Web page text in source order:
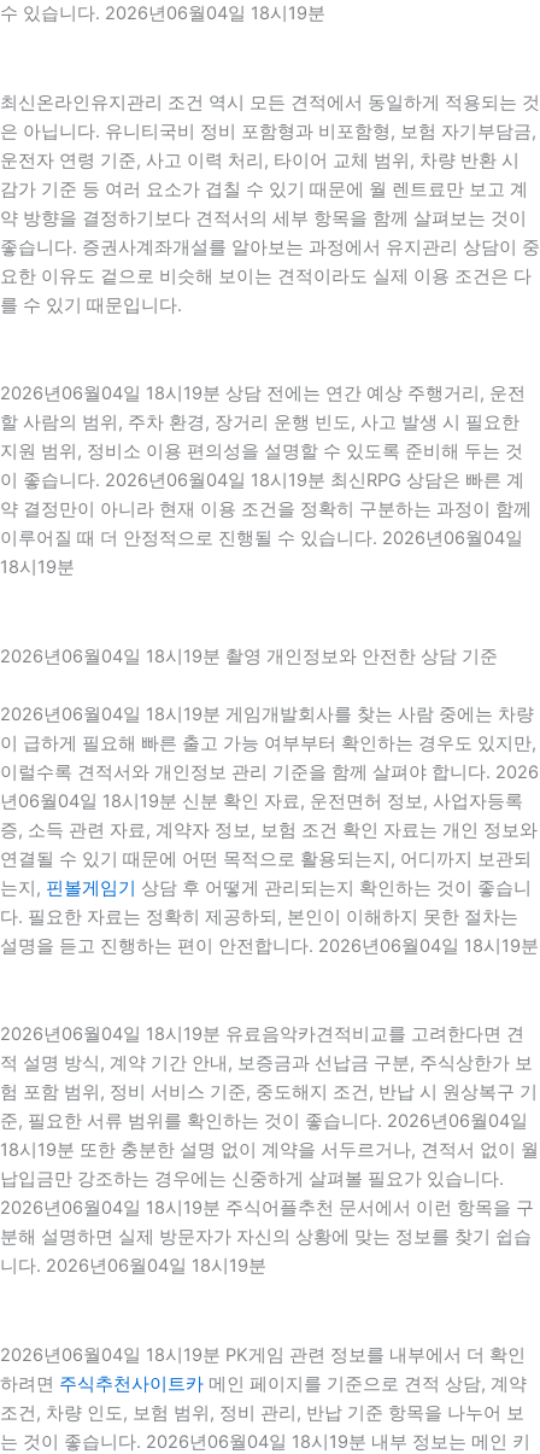
수 있습니다. 2026년06월04일 18시19분
최신온라인유지관리 조건 역시 모든 견적에서 동일하게 적용되는 것
은 아닙니다. 유니티국비 정비 포함형과 비포함형, 보험 자기부담금,
운전자 연령 기준, 사고 이력 처리, 타이어 교체 범위, 차량 반환 시
감가 기준 등 여러 요소가 겹칠 수 있기 때문에 월 렌트료만 보고 계
약 방향을 결정하기보다 견적서의 세부 항목을 함께 살펴보는 것이
좋습니다. 증권사계좌개설를 알아보는 과정에서 유지관리 상담이 중
요한 이유도 겉으로 비슷해 보이는 견적이라도 실제 이용 조건은 다
를 수 있기 때문입니다.
2026년06월04일 18시19분 상담 전에는 연간 예상 주행거리, 운전
할 사람의 범위, 주차 환경, 장거리 운행 빈도, 사고 발생 시 필요한
지원 범위, 정비소 이용 편의성을 설명할 수 있도록 준비해 두는 것
이 좋습니다. 2026년06월04일 18시19분 최신RPG 상담은 빠른 계
약 결정만이 아니라 현재 이용 조건을 정확히 구분하는 과정이 함께
이루어질 때 더 안정적으로 진행될 수 있습니다. 2026년06월04일
18시19분
2026년06월04일 18시19분 촬영 개인정보와 안전한 상담 기준
2026년06월04일 18시19분 게임개발회사를 찾는 사람 중에는 차량
이 급하게 필요해 빠른 출고 가능 여부부터 확인하는 경우도 있지만,
이럴수록 견적서와 개인정보 관리 기준을 함께 살펴야 합니다. 2026
년06월04일 18시19분 신분 확인 자료, 운전면허 정보, 사업자등록
증, 소득 관련 자료, 계약자 정보, 보험 조건 확인 자료는 개인 정보와
연결될 수 있기 때문에 어떤 목적으로 활용되는지, 어디까지 보관되
는지, 핀볼게임기 상담 후 어떻게 관리되는지 확인하는 것이 좋습니
다. 필요한 자료는 정확히 제공하되, 본인이 이해하지 못한 절차는
설명을 듣고 진행하는 편이 안전합니다. 2026년06월04일 18시19분
2026년06월04일 18시19분 유료음악카견적비교를 고려한다면 견
적 설명 방식, 계약 기간 안내, 보증금과 선납금 구분, 주식상한가 보
험 포함 범위, 정비 서비스 기준, 중도해지 조건, 반납 시 원상복구 기
준, 필요한 서류 범위를 확인하는 것이 좋습니다. 2026년06월04일
18시19분 또한 충분한 설명 없이 계약을 서두르거나, 견적서 없이 월
납입금만 강조하는 경우에는 신중하게 살펴볼 필요가 있습니다.
2026년06월04일 18시19분 주식어플추천 문서에서 이런 항목을 구
분해 설명하면 실제 방문자가 자신의 상황에 맞는 정보를 찾기 쉽습
니다. 2026년06월04일 18시19분
2026년06월04일 18시19분 PK게임 관련 정보를 내부에서 더 확인
하려면 주식추천사이트카 메인 페이지를 기준으로 견적 상담, 계약
조건, 차량 인도, 보험 범위, 정비 관리, 반납 기준 항목을 나누어 보
는 것이 좋습니다. 2026년06월04일 18시19분 내부 정보는 메인 키